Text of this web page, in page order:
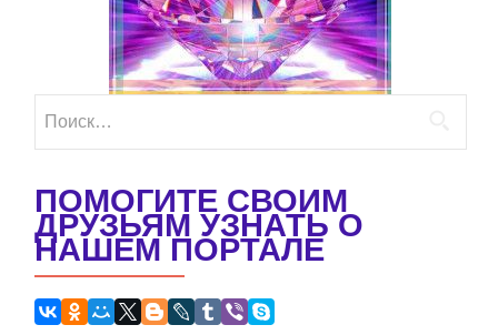
ПОМОГИТЕ СВОИМ
ДРУЗЬЯМ УЗНАТЬ О
НАШЕМ ПОРТАЛЕ